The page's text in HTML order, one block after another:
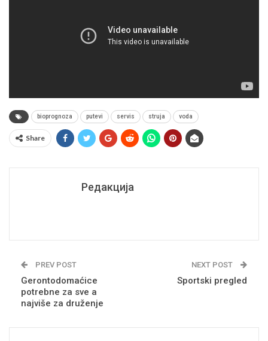
bioprognoza putevi servis struja voda
Share
Редакција
PREV POST
Gerontodomaćice
potrebne za sve a
najviše za druženje
NEXT POST
Sportski pregled